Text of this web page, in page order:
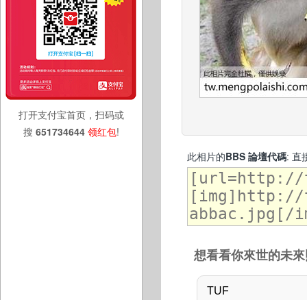
打开支付宝首页，扫码或
搜 651734644 领红包!
此相片的BBS 論壇代碼: 直
想看看你來世的未